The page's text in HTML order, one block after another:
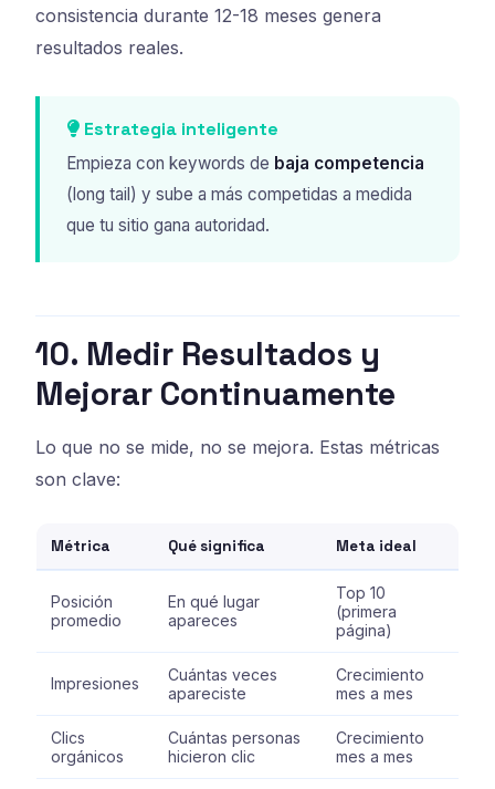
consistencia durante 12-18 meses genera
resultados reales.
Estrategia inteligente
Empieza con keywords de baja competencia
(long tail) y sube a más competidas a medida
que tu sitio gana autoridad.
10. Medir Resultados y
Mejorar Continuamente
Lo que no se mide, no se mejora. Estas métricas
son clave:
Métrica Qué significa Meta ideal
Posición
promedio
En qué lugar
apareces
Top 10
(primera
página)
Impresiones
Cuántas veces
apareciste
Crecimiento
mes a mes
Clics
orgánicos
Cuántas personas
hicieron clic
Crecimiento
mes a mes